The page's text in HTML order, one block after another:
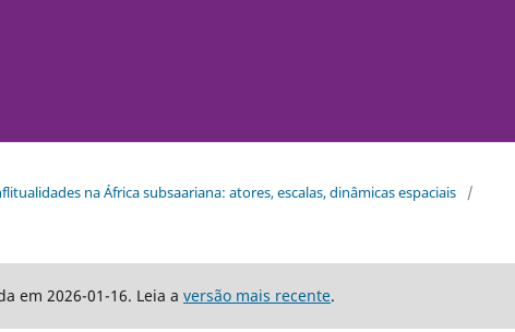
na África subsaariana: atores, escalas, dinâmicas espaciais
/
em 2026-01-16. Leia a versão mais recente.